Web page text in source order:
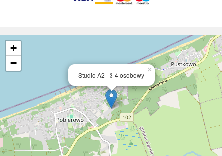
Studio A2 - 3-4 osobowy
×
+
−